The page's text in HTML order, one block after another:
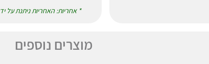
* אחריות: האחריות ניתנת על
מוצרים נוספים